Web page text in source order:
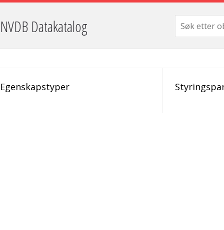
NVDB Datakatalog
Egenskapstyper